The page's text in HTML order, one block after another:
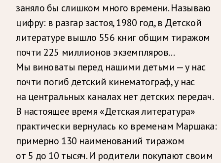
заняло бы слишком много времени. Называю
цифру: в разгар застоя, 1980 год, в Детской
литературе вышло 556 книг общим тиражом
почти 225 миллионов экземпляров…
Мы виноваты перед нашими детьми — у нас
почти погиб детский кинематограф, у нас
на центральных каналах нет детских передач.
В настоящее время «Детская литература»
практически вернулась ко временам Маршака:
примерно 130 наименований тиражом
от 5 до 10 тысяч. И родители покупают своим